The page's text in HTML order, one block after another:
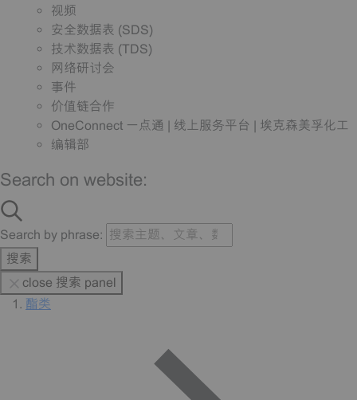
视频
安全数据表 (SDS)
技术数据表 (TDS)
网络研讨会
事件
价值链合作
OneConnect 一点通 | 线上服务平台 | 埃克森美孚化工
编辑部
Search on website:
Search by phrase:
搜索
close 搜索 panel
酯类